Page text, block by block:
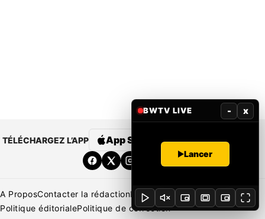
TÉLÉCHARGEZ L’APP App Store Google Play
A ProposContacter la rédactionRédaction
Mentions légales
Politique éditorialePolitique de correction
BWTV LIVE - x
Lancer